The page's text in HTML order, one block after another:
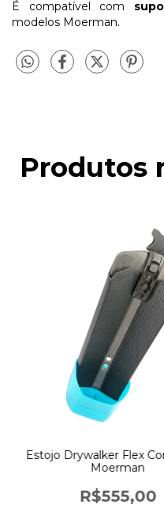
É compatível com
modelos Moerman.
Produtos
Estojo Drywalker Flex
Moerman
R$555,00